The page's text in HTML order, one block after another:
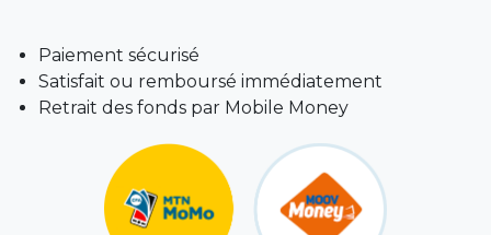
Paiement sécurisé
Satisfait ou remboursé immédiatement
Retrait des fonds par Mobile Money